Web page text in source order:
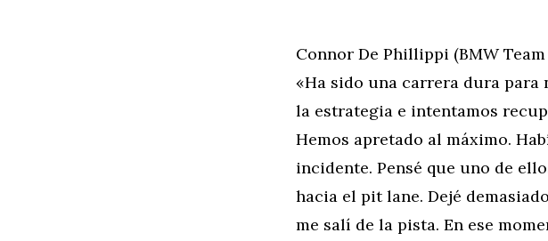
Connor De Phillippi (BMW
«Ha sido una carrera dura para
la estrategia e intentamos
Hemos apretado al máximo.
incidente. Pensé que uno de
hacia el pit lane. Dejé
me salí de la pista. En ese